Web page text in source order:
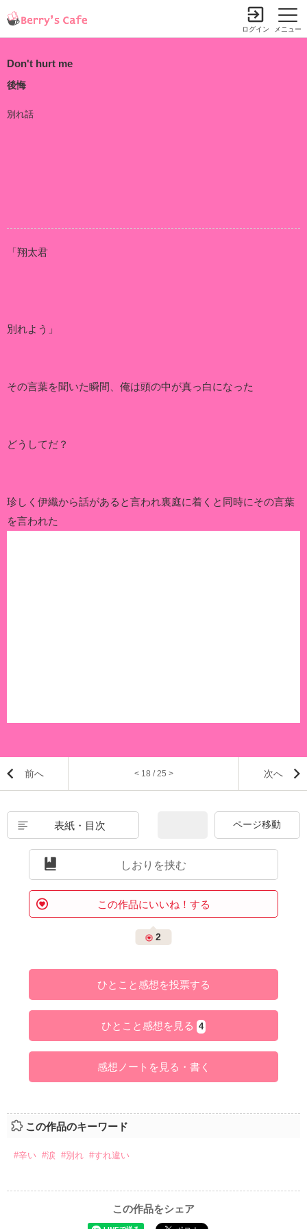
メニュー
ログイン
Don't hurt me
後悔
別れ話
「翔太君
別れよう」
その言葉を聞いた瞬間、俺は頭の中が真っ白になった
どうしてだ？
珍しく伊織から話があると言われ裏庭に着くと同時にその言葉
を言われた
前へ < 18 / 25 > 次へ
表紙・目次
しおりを挟む
この作品にいいね！する
2
ひとこと感想を投票する
ひとこと感想を見る 4
感想ノートを見る・書く
この作品のキーワード
#辛い #涙 #別れ #すれ違い
この作品をシェア